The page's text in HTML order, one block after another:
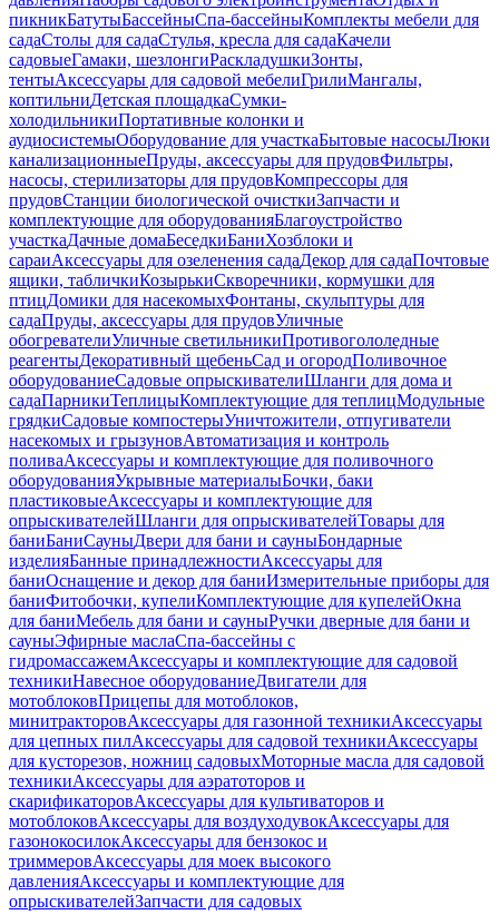
пикникБатутыБассейныСпа-бассейныКомплекты мебели для
садаСтолы для садаСтулья, кресла для садаКачели
садовыеГамаки, шезлонгиРаскладушкиЗонты,
тентыАксессуары для садовой мебелиГрилиМангалы,
коптильниДетская площадкаСумки-
холодильникиПортативные колонки и
аудиосистемыОборудование для участкаБытовые насосыЛюки
канализационныеПруды, аксессуары для прудовФильтры,
насосы, стерилизаторы для прудовКомпрессоры для
прудовСтанции биологической очисткиЗапчасти и
комплектующие для оборудованияБлагоустройство
участкаДачные домаБеседкиБаниХозблоки и
сараиАксессуары для озеленения садаДекор для садаПочтовые
ящики, табличкиКозырькиСкворечники, кормушки для
птицДомики для насекомыхФонтаны, скульптуры для
садаПруды, аксессуары для прудовУличные
обогревателиУличные светильникиПротивогололедные
реагентыДекоративный щебеньСад и огородПоливочное
оборудованиеСадовые опрыскивателиШланги для дома и
садаПарникиТеплицыКомплектующие для теплицМодульные
грядкиСадовые компостерыУничтожители, отпугиватели
насекомых и грызуновАвтоматизация и контроль
поливаАксессуары и комплектующие для поливочного
оборудованияУкрывные материалыБочки, баки
пластиковыеАксессуары и комплектующие для
опрыскивателейШланги для опрыскивателейТовары для
баниБаниСауныДвери для бани и сауныБондарные
изделияБанные принадлежностиАксессуары для
баниОснащение и декор для баниИзмерительные приборы для
баниФитобочки, купелиКомплектующие для купелейОкна
для баниМебель для бани и сауныРучки дверные для бани и
сауныЭфирные маслаСпа-бассейны с
гидромассажемАксессуары и комплектующие для садовой
техникиНавесное оборудованиеДвигатели для
мотоблоковПрицепы для мотоблоков,
минитракторовАксессуары для газонной техникиАксессуары
для цепных пилАксессуары для садовой техникиАксессуары
для кусторезов, ножниц садовыхМоторные масла для садовой
техникиАксессуары для аэратоторов и
скарификаторовАксессуары для культиваторов и
мотоблоковАксессуары для воздуходувокАксессуары для
газонокосилокАксессуары для бензокос и
триммеровАксессуары для моек высокого
давленияАксессуары и комплектующие для
опрыскивателейЗапчасти для садовых